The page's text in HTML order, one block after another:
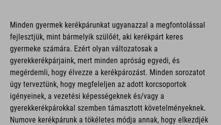
Minden gyermek kerékpárunkat ugyanazzal a megfontolással
fejlesztjük, mint bármelyik szülőét, aki kerékpárt keres
gyermeke számára. Ezért olyan változatosak a
gyerekkerékpárjaink, mert minden apróság egyedi, és
megérdemli, hogy élvezze a kerékpározást. Minden sorozatot
úgy terveztünk, hogy megfeleljen az adott korcsoportok
igényeinek, a vezetési képességeknek és/vagy a
gyerekkerékpárokkal szemben támasztott követelményeknek.
Numove kerékpárunk a tökéletes módja annak, hogy elkezdjék